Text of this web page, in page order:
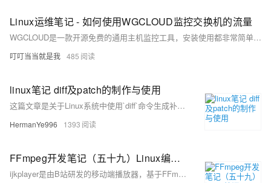
Linux运维笔记 - 如何使用WGCLOUD监控交换机的流量
WGCLOUD是一款开源免费的通用主机监控工具，安装使用都非常简单，它可以监控主机、服务器的cpu、内存、磁盘、流量等数据，也可以监控数据库、中间件、网络设备
叮叮当当就是我 485
linux笔记 diff及patch的制作与使用
这篇文章是关于Linux系统中使用`diff`命令生成补丁文件以及使用`patch`命令应用这些补丁的详细教程和实战案例。
HermanYe996 1393
FFmpeg开发笔记（五十九）Linux编译ijkplayer的Android平台so库
ijkplayer是由B站研发的移动端播放器，基于FFmpeg 3.4，支持Android和iOS。其源码托管于GitHub，截至2024年9月15日，获得了3.24万星标和0.81万分支，尽管已停止更新6年。本文档介绍了如何在Linux环境下编译ijkplayer的so库，以便在较新的开发环境中使用。首先需安装编译工具并调整/tmp分区大小，接着下载并安装Android SDK和NDK，最后下载ijkplayer源码并编译。详细步骤包括环境准备、工具安装及库编译等。更多FFmpeg开发知识可参考相关书籍。